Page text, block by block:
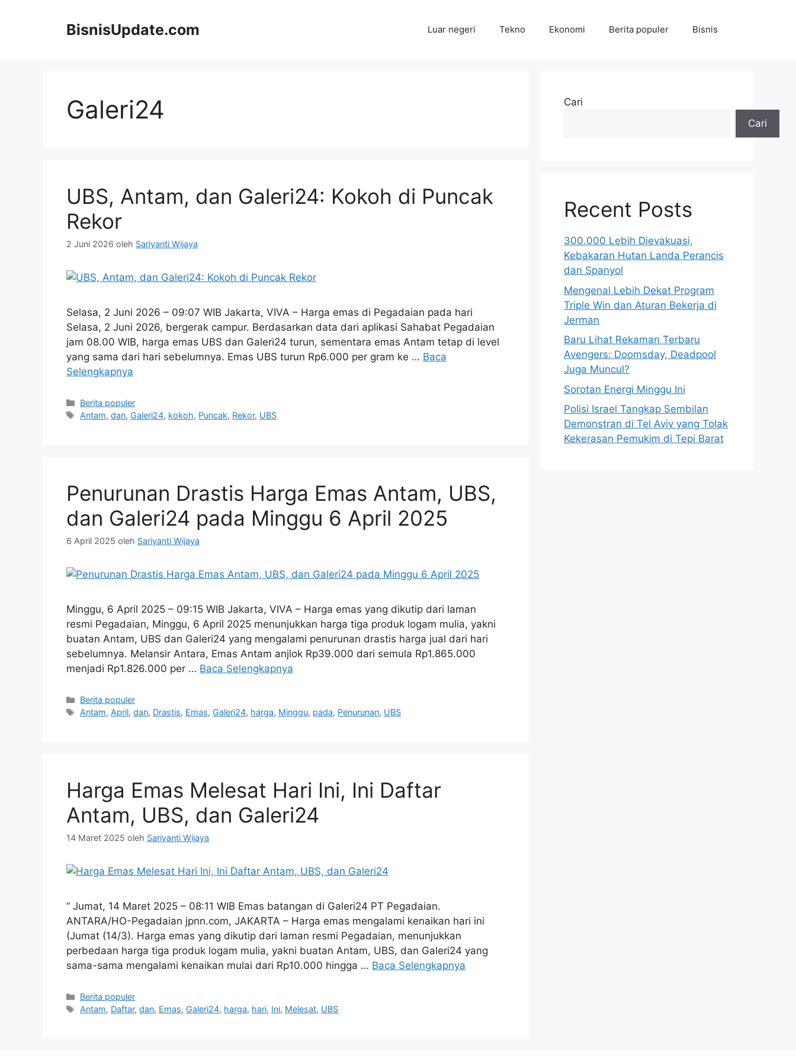
BisnisUpdate.com Luar negeri Tekno Ekonomi Berita populer Bisnis
Galeri24
UBS, Antam, dan Galeri24: Kokoh di Puncak
Rekor
2 Juni 2026 oleh Sariyanti Wijaya
Selasa, 2 Juni 2026 – 09:07 WIB Jakarta, VIVA – Harga emas di Pegadaian pada hari
Selasa, 2 Juni 2026, bergerak campur. Berdasarkan data dari aplikasi Sahabat Pegadaian
jam 08.00 WIB, harga emas UBS dan Galeri24 turun, sementara emas Antam tetap di level
yang sama dari hari sebelumnya. Emas UBS turun Rp6.000 per gram ke … Baca
Selengkapnya
Kategori
Berita populer
Tag
Antam,dan, Galeri24, kokoh, Puncak, Rekor, UBS
Penurunan Drastis Harga Emas Antam, UBS,
dan Galeri24 pada Minggu 6 April 2025
6 April 2025 oleh Sariyanti Wijaya
Minggu, 6 April 2025 – 09:15 WIB Jakarta, VIVA – Harga emas yang dikutip dari laman
resmi Pegadaian, Minggu, 6 April 2025 menunjukkan harga tiga produk logam mulia, yakni
buatan Antam, UBS dan Galeri24 yang mengalami penurunan drastis harga jual dari hari
sebelumnya. Melansir Antara, Emas Antam anjlok Rp39.000 dari semula Rp1.865.000
menjadi Rp1.826.000 per … Baca Selengkapnya
Kategori
Berita populer
Tag
Antam, April,dan, Drastis, Emas, Galeri24, harga, Minggu, pada, Penurunan, UBS
Harga Emas Melesat Hari Ini, Ini Daftar
Antam, UBS, dan Galeri24
14 Maret 2025 oleh Sariyanti Wijaya
“ Jumat, 14 Maret 2025 – 08:11 WIB Emas batangan di Galeri24 PT Pegadaian.
ANTARA/HO-Pegadaian jpnn.com, JAKARTA – Harga emas mengalami kenaikan hari ini
(Jumat (14/3). Harga emas yang dikutip dari laman resmi Pegadaian, menunjukkan
perbedaan harga tiga produk logam mulia, yakni buatan Antam, UBS, dan Galeri24 yang
sama-sama mengalami kenaikan mulai dari Rp10.000 hingga … Baca Selengkapnya
Kategori
Berita populer
Tag
Antam, Daftar,dan, Emas, Galeri24, harga, hari, Ini, Melesat, UBS
Cari
Cari
Recent Posts
300.000 Lebih Dievakuasi,
Kebakaran Hutan Landa Perancis
dan Spanyol
Mengenal Lebih Dekat Program
Triple Win dan Aturan Bekerja di
Jerman
Baru Lihat Rekaman Terbaru
Avengers: Doomsday, Deadpool
Juga Muncul?
Sorotan Energi Minggu Ini
Polisi Israel Tangkap Sembilan
Demonstran di Tel Aviv yang Tolak
Kekerasan Pemukim di Tepi Barat